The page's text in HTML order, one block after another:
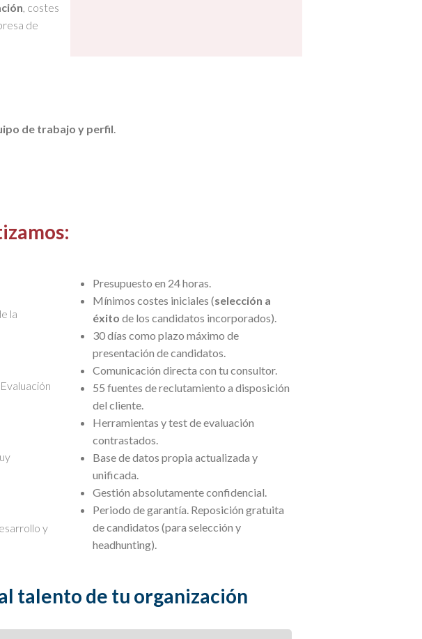
, costes
de
de trabajo y perfil.
la
y
Presupuesto en 24 horas.
Mínimos costes iniciales (selección a
éxito de los candidatos incorporados).
30 días como plazo máximo de
presentación de candidatos.
Comunicación directa con tu consultor.
55 fuentes de reclutamiento a disposición
del cliente.
Herramientas y test de evaluación
contrastados.
Base de datos propia actualizada y
unificada.
Gestión absolutamente confidencial.
Periodo de garantía. Reposición gratuita
de candidatos (para selección y
headhunting).
talento de tu organización